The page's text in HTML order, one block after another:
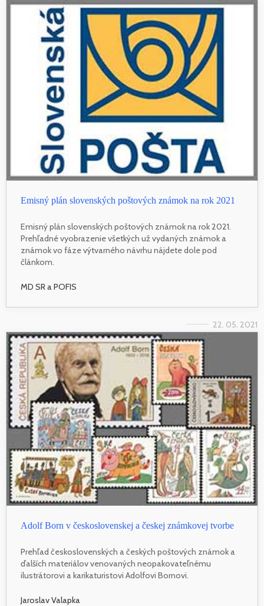
Emisný plán slovenských poštových známok na rok 2021
Emisný plán slovenských poštových známok na rok 2021.
Prehľadné vyobrazenie všetkých už vydaných známok a
známok vo fáze výtvarného návrhu nájdete dole pod
článkom.
MD SR a POFIS
22. 05. 2021
Adolf Born v československej a českej známkovej tvorbe
Prehľad československých a českých poštových známok a
ďalších materiálov venovaných neopakovateľnému
ilustrátorovi a karikaturistovi Adolfovi Bornovi.
Jaroslav Valapka